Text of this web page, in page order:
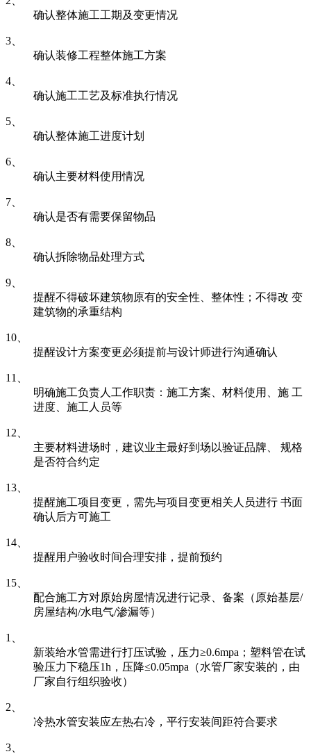
确认整体施工工期及变更情况
3、
确认装修工程整体施工方案
4、
确认施工工艺及标准执行情况
5、
确认整体施工进度计划
6、
确认主要材料使用情况
7、
确认是否有需要保留物品
8、
确认拆除物品处理方式
9、
提醒不得破坏建筑物原有的安全性、整体性；不得改 变
建筑物的承重结构
10、
提醒设计方案变更必须提前与设计师进行沟通确认
11、
明确施工负责人工作职责：施工方案、材料使用、施 工
进度、施工人员等
12、
主要材料进场时，建议业主最好到场以验证品牌、 规格
是否符合约定
13、
提醒施工项目变更，需先与项目变更相关人员进行 书面
确认后方可施工
14、
提醒用户验收时间合理安排，提前预约
15、
配合施工方对原始房屋情况进行记录、备案（原始基层/
房屋结构/水电气/渗漏等）
1、
新装给水管需进行打压试验，压力≥0.6mpa；塑料管在试
验压力下稳压1h，压降≤0.05mpa（水管厂家安装的，由
厂家自行组织验收）
2、
冷热水管安装应左热右冷，平行安装间距符合要求
3、